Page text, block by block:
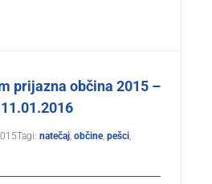
prijazna občina 2015 –
Tagi: natečaj, občine, pešci,